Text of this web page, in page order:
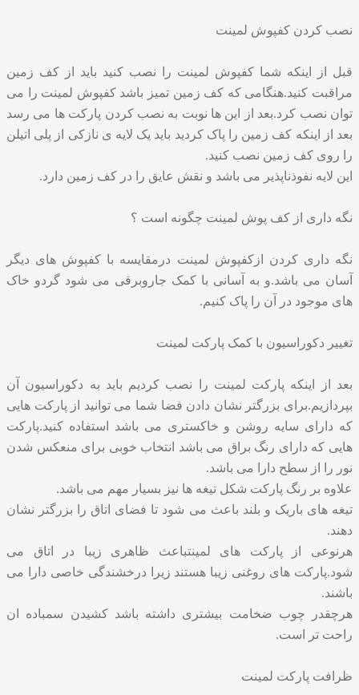
نصب کردن کفپوش لمینت
قبل از اینکه شما کفپوش لمینت را نصب کنید باید از کف زمین
مراقبت کنید.هنگامی که کف زمین تمیز باشد کفپوش لمینت را می
توان نصب کرد.بعد از این ها نوبت به نصب کردن پارکت ها می رسد
بعد از اینکه کف زمین را پاک کردید باید یک لایه ی نازکی از پلی اتیلن
را روی کف زمین نصب کنید.
این لایه نفوذناپذیر می باشد و نقش عایق را در کف زمین دارد.
نگه داری از کف پوش لمینت چگونه است ؟
نگه داری کردن ازکفپوش لمینت درمقایسه با کفپوش های دیگر
آسان می باشد.و به آسانی با کمک جاروبرقی می شود گردو خاک
های موجود در آن را پاک کنیم.
تغییر دکوراسیون با کمک پارکت لمینت
بعد از اینکه پارکت لمینت را نصب کردیم باید به دکوراسیون آن
بپردازیم.برای بزرگتر نشان دادن فضا شما می توانید از پارکت هایی
که دارای سایه روشن و خاکستری می باشد استفاده کنید.پارکت
هایی که دارای رنگ براق می باشد انتخاب خوبی برای منعکس شدن
نور را از سطح دارا می باشد.
علاوه بر رنگ پارکت شکل تیغه ها نیز بسیار مهم می باشد.
تیغه های باریک و بلند باعث می شود تا فضای اتاق را بزرگتر نشان
دهند.
هرنوعی از پارکت های لمینتباعث ظاهری زیبا در اتاق می
شود.پارکت های روغنی زیبا هستند زیرا درخشندگی خاصی دارا می
باشند.
هرچقدر چوب ضخامت بیشتری داشته باشد کشیدن سمباده ان
راحت تر است.
ظرافت پارکت لمینت